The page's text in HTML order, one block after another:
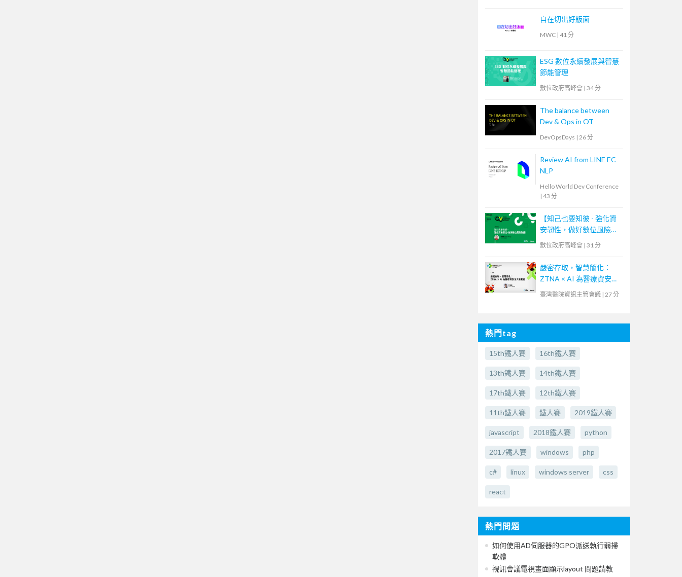
自在切出好版面
MWC | 41 分
ESG 數位永續發展與智慧
節能管理
數位政府高峰會 | 34 分
The balance between
Dev & Ops in OT
DevOpsDays | 26 分
Review AI from LINE EC
NLP
Hello World Dev Conference
| 43 分
【知己也要知彼 - 強化資
安韌性，做好數位風險防
護！】
數位政府高峰會 | 31 分
嚴密存取，智慧簡化：
ZTNA × AI 為醫療資安注
入新動能
臺灣醫院資訊主管會議 | 27 分
熱門tag
15th鐵人賽 16th鐵人賽
13th鐵人賽 14th鐵人賽
17th鐵人賽 12th鐵人賽
11th鐵人賽 鐵人賽 2019鐵人賽
javascript 2018鐵人賽 python
2017鐵人賽 windows php
c# linux windows server css
react
熱門問題
如何使用AD伺服器的GPO派送執行弱掃
軟體
視訊會議電視畫面顯示layout 問題請教